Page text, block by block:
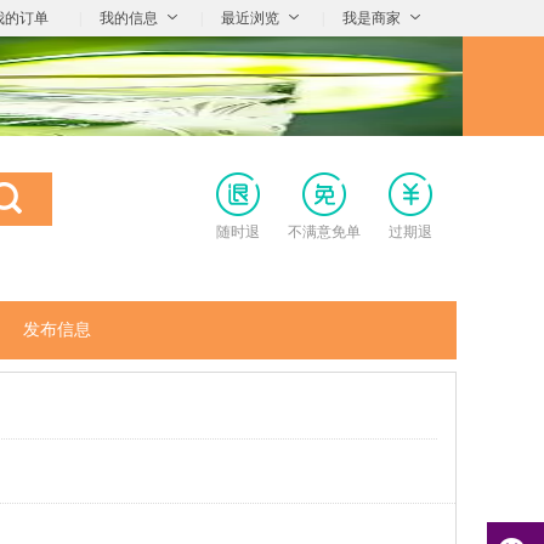
的订单 我的信息 最近浏览 我是商家
随时退 不满意免单 过期退
发布信息